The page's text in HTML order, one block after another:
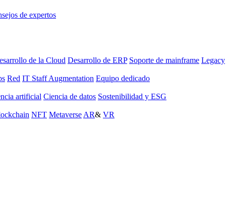
de expertos
de la Cloud Desarrollo de ERP Soporte de mainframe Legacy
Red IT Staff Augmentation Equipo dedicado
artificial Ciencia de datos Sostenibilidad y ESG
NFT Metaverse AR& VR